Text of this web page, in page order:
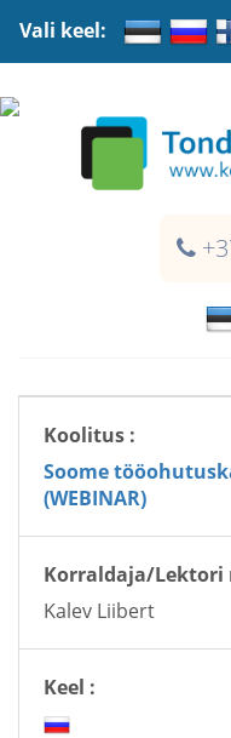
Vali keel:
Koolitus :
Soome
(WEBINAR)
Korraldaja/Lektori
Kalev Liibert
Keel :